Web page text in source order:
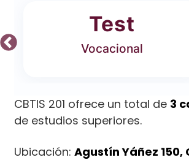
Test
Vocacional
CBTIS 201 ofrece un total de 3
de estudios superiores.
Ubicación: Agustín Yáñez